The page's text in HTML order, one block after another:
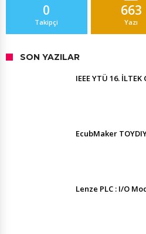
0
Takipçi
663
Yazı
SON YAZILAR
IEEE YTÜ 16.
EcubMaker
Lenze PLC : I/O